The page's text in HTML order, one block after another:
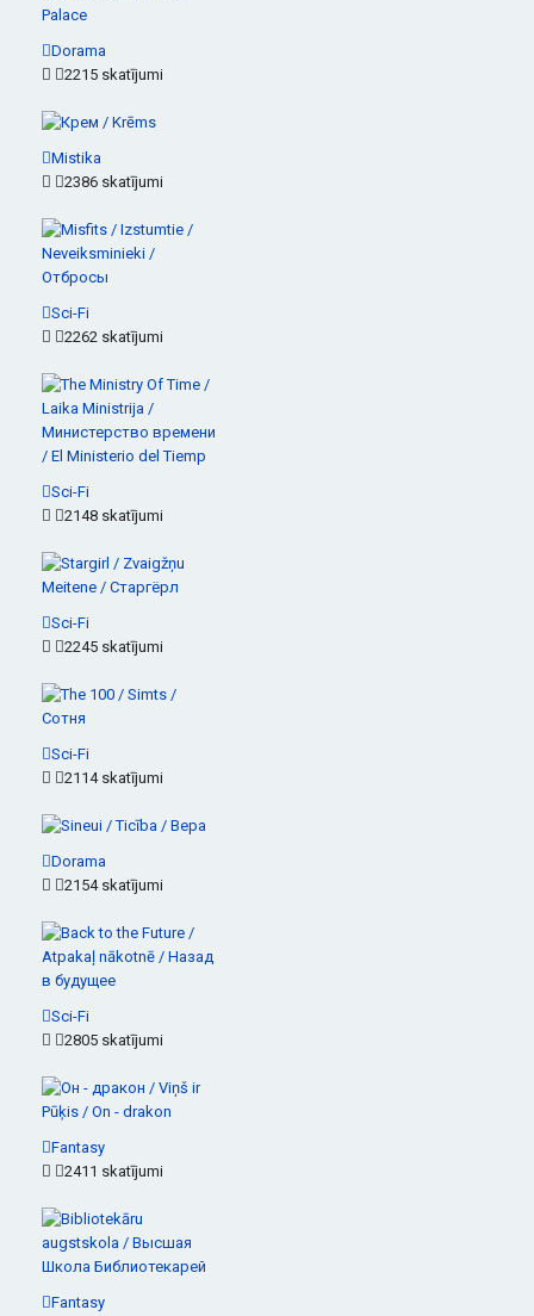
Dorama
2215 skatījumi
Mistika
2386 skatījumi
Sci-Fi
2262 skatījumi
Sci-Fi
2148 skatījumi
Sci-Fi
2245 skatījumi
Sci-Fi
2114 skatījumi
Dorama
2154 skatījumi
Sci-Fi
2805 skatījumi
Fantasy
2411 skatījumi
Fantasy